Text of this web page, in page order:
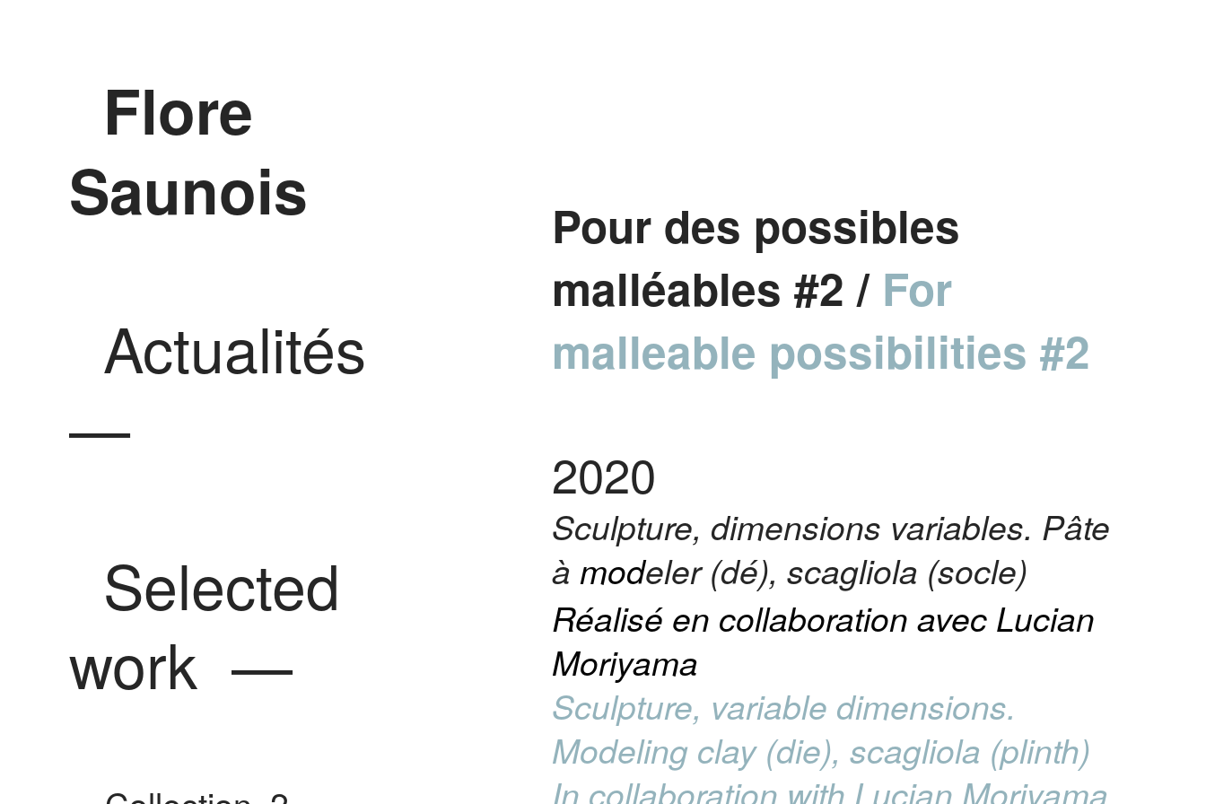
Flore
Saunois
Actualités
—
Selected
work —
Pour des possibles
malléables #2 / For
malleable possibilities #2
2020
Sculpture, dimensions variables. Pâte
à modeler (dé), scagliola (socle)
Réalisé en collaboration avec Lucian
Moriyama
Sculpture, variable dimensions.
Modeling clay (die), scagliola (plinth)
In collaboration with Lucian Moriyama